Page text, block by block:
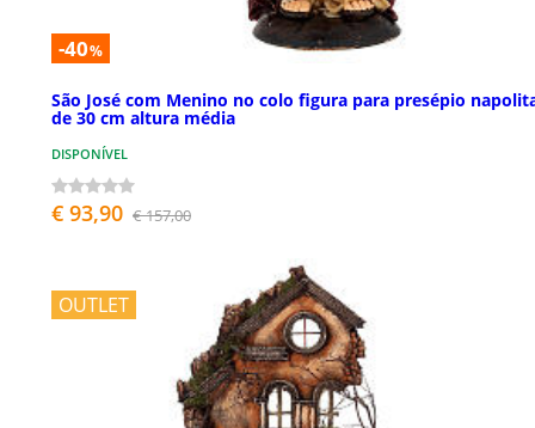
-40%
São José com Menino no colo figura para presépio
de 30 cm altura média
DISPONÍVEL
€ 93,90 € 157,00
OUTLET